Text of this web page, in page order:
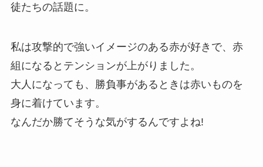
徒たちの話題に。
私は攻撃的で強いイメージのある赤が好きで、赤
組になるとテンションが上がりました。
大人になっても、勝負事があるときは赤いものを
身に着けています。
なんだか勝てそうな気がするんですよね!